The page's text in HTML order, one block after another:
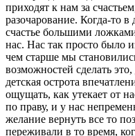
приходят к нам за
разочарование. Когда-то
счастье большими
нас. Нас так просто было
чем старше мы
возможностей сделать
детская острота
ощущать, как утекает от
по праву, и у нас
желание вернуть все то
переживали в то время,